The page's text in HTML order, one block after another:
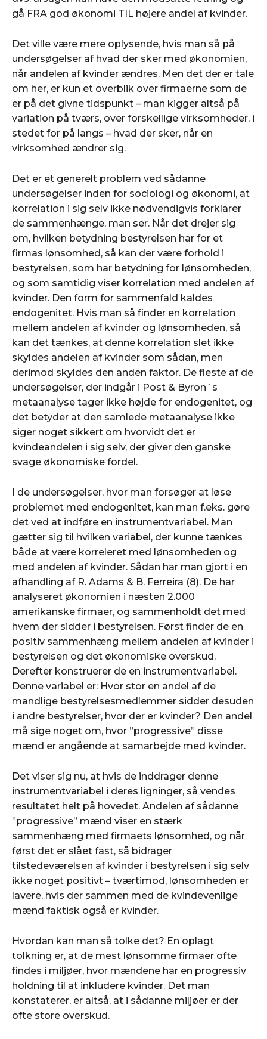
gå FRA god økonomi TIL højere andel af kvinder.
Det ville være mere oplysende, hvis man så på
undersøgelser af hvad der sker med økonomien,
når andelen af kvinder ændres. Men det der er tale
om her, er kun et overblik over firmaerne som de
er på det givne tidspunkt – man kigger altså på
variation på tværs, over forskellige virksomheder, i
stedet for på langs – hvad der sker, når en
virksomhed ændrer sig.
Det er et generelt problem ved sådanne
undersøgelser inden for sociologi og økonomi, at
korrelation i sig selv ikke nødvendigvis forklarer
de sammenhænge, man ser. Når det drejer sig
om, hvilken betydning bestyrelsen har for et
firmas lønsomhed, så kan der være forhold i
bestyrelsen, som har betydning for lønsomheden,
og som samtidig viser korrelation med andelen af
kvinder. Den form for sammenfald kaldes
endogenitet. Hvis man så finder en korrelation
mellem andelen af kvinder og lønsomheden, så
kan det tænkes, at denne korrelation slet ikke
skyldes andelen af kvinder som sådan, men
derimod skyldes den anden faktor. De fleste af de
undersøgelser, der indgår i Post & Byron´s
metaanalyse tager ikke højde for endogenitet, og
det betyder at den samlede metaanalyse ikke
siger noget sikkert om hvorvidt det er
kvindeandelen i sig selv, der giver den ganske
svage økonomiske fordel.
I de undersøgelser, hvor man forsøger at løse
problemet med endogenitet, kan man f.eks. gøre
det ved at indføre en instrumentvariabel. Man
gætter sig til hvilken variabel, der kunne tænkes
både at være korreleret med lønsomheden og
med andelen af kvinder. Sådan har man gjort i en
afhandling af R. Adams & B. Ferreira (8). De har
analyseret økonomien i næsten 2.000
amerikanske firmaer, og sammenholdt det med
hvem der sidder i bestyrelsen. Først finder de en
positiv sammenhæng mellem andelen af kvinder i
bestyrelsen og det økonomiske overskud.
Derefter konstruerer de en instrumentvariabel.
Denne variabel er: Hvor stor en andel af de
mandlige bestyrelsesmedlemmer sidder desuden
i andre bestyrelser, hvor der er kvinder? Den andel
må sige noget om, hvor ”progressive” disse
mænd er angående at samarbejde med kvinder.
Det viser sig nu, at hvis de inddrager denne
instrumentvariabel i deres ligninger, så vendes
resultatet helt på hovedet. Andelen af sådanne
”progressive” mænd viser en stærk
sammenhæng med firmaets lønsomhed, og når
først det er slået fast, så bidrager
tilstedeværelsen af kvinder i bestyrelsen i sig selv
ikke noget positivt – tværtimod, lønsomheden er
lavere, hvis der sammen med de kvindevenlige
mænd faktisk også er kvinder.
Hvordan kan man så tolke det? En oplagt
tolkning er, at de mest lønsomme firmaer ofte
findes i miljøer, hvor mændene har en progressiv
holdning til at inkludere kvinder. Det man
konstaterer, er altså, at i sådanne miljøer er der
ofte store overskud.